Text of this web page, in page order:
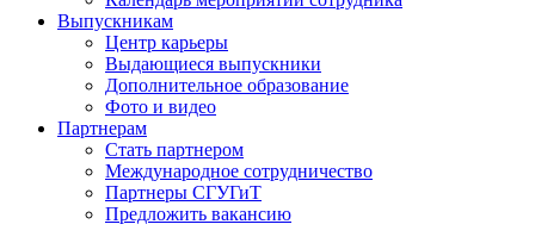
Выпускникам
Центр карьеры
Выдающиеся выпускники
Дополнительное образование
Фото и видео
Партнерам
Стать партнером
Международное сотрудничество
Партнеры СГУГиТ
Предложить вакансию